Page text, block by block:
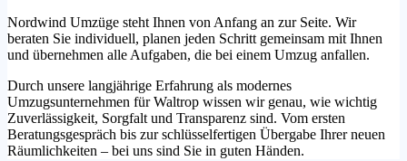
Nordwind Umzüge steht Ihnen von Anfang an zur Seite. Wir
beraten Sie individuell, planen jeden Schritt gemeinsam mit Ihnen
und übernehmen alle Aufgaben, die bei einem Umzug anfallen.
Durch unsere langjährige Erfahrung als modernes
Umzugsunternehmen für Waltrop wissen wir genau, wie wichtig
Zuverlässigkeit, Sorgfalt und Transparenz sind. Vom ersten
Beratungsgespräch bis zur schlüsselfertigen Übergabe Ihrer neuen
Räumlichkeiten – bei uns sind Sie in guten Händen.